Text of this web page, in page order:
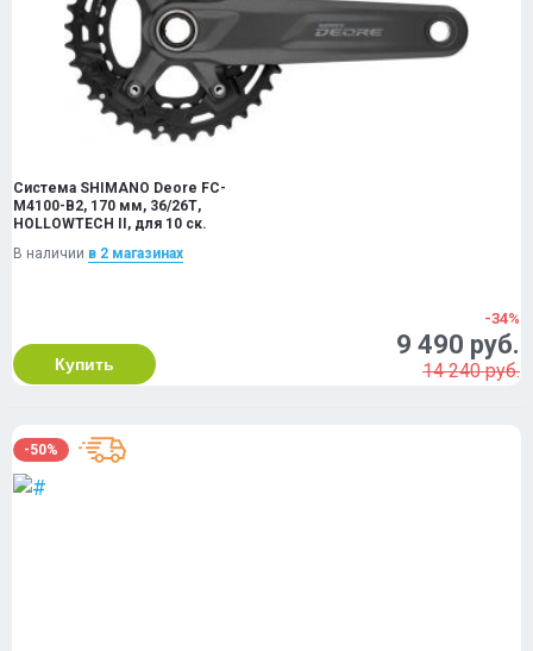
Система SHIMANO Deore FC-
M4100-B2, 170 мм, 36/26Т,
HOLLOWTECH II, для 10 ск.
В наличии в 2 магазинах
Купить
-34%
9 490 руб.
14 240 руб.
-50%